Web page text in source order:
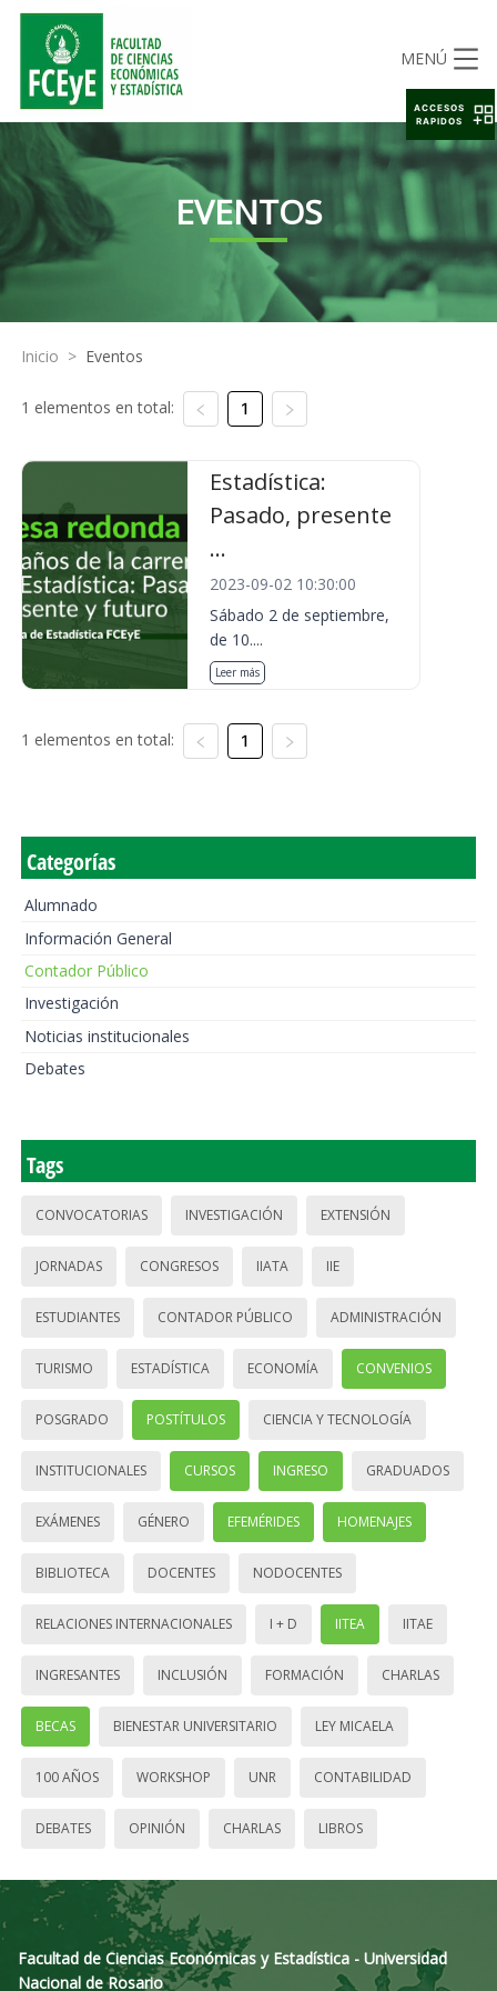
MENÚ
EVENTOS
Inicio > Eventos
1 elementos en total: 1
Estadística:
Pasado, presente
...
2023-09-02 10:30:00
Sábado 2 de septiembre,
de 10....
Leer más
1 elementos en total: 1
Categorías
Alumnado
Información General
Contador Público
Investigación
Noticias institucionales
Debates
Tags
CONVOCATORIAS INVESTIGACIÓN EXTENSIÓN
JORNADAS CONGRESOS IIATA IIE
ESTUDIANTES CONTADOR PÚBLICO ADMINISTRACIÓN
TURISMO ESTADÍSTICA ECONOMÍA CONVENIOS
POSGRADO POSTÍTULOS CIENCIA Y TECNOLOGÍA
INSTITUCIONALES CURSOS INGRESO GRADUADOS
EXÁMENES GÉNERO EFEMÉRIDES HOMENAJES
BIBLIOTECA DOCENTES NODOCENTES
RELACIONES INTERNACIONALES I + D IITEA IITAE
INGRESANTES INCLUSIÓN FORMACIÓN CHARLAS
BECAS BIENESTAR UNIVERSITARIO LEY MICAELA
100 AÑOS WORKSHOP UNR CONTABILIDAD
DEBATES OPINIÓN CHARLAS LIBROS
Facultad de Ciencias Económicas y Estadística - Universidad
Nacional de Rosario
ACCESOS
RAPIDOS